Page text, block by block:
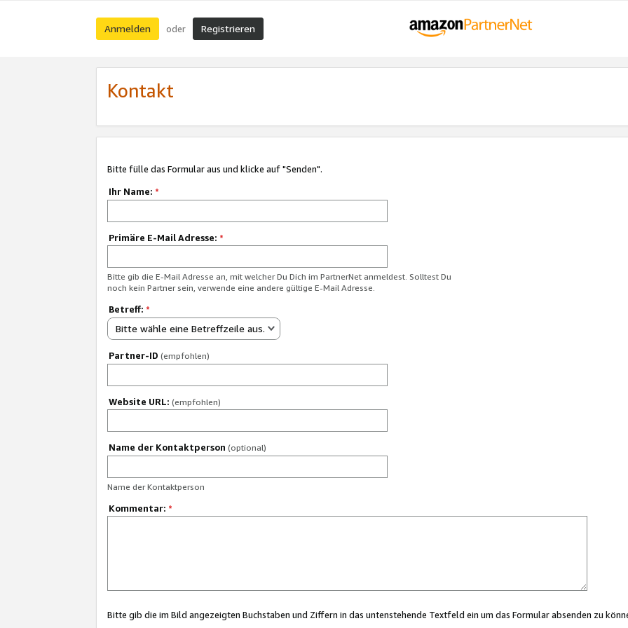
Anmelden oder Registrieren
Kontakt
Bitte fülle das Formular aus und klicke auf "Senden".
Ihr Name: *
Primäre E-Mail Adresse: *
Bitte gib die E-Mail Adresse an, mit welcher Du Dich im PartnerNet anmeldest. Solltest Du
noch kein Partner sein, verwende eine andere gültige E-Mail Adresse.
Betreff: *
Bitte wähle eine Betreffzeile aus.
Partner-ID (empfohlen)
Website URL: (empfohlen)
Name der Kontaktperson (optional)
Name der Kontaktperson
Kommentar: *
Bitte gib die im Bild angezeigten Buchstaben und Ziffern in das untenstehende Textfeld ein um das Formular absenden zu